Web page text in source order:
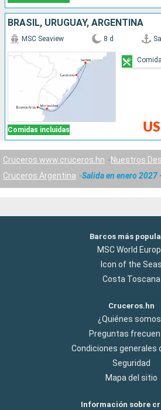
BRASIL, URUGUAY, ARGENTINA
Comidas incluidas
MSC Seaview 8 d
Cruceros www.cruceros.hn
Nuestros
Cruceros Argentina
Salida en enero 2027
Barcos más
MSC World
Icon of the Seas
Costa Toscana
Cruceros.hn
¿Quiénes
Preguntas
Condiciones generales
Seguridad
Mapa del sitio
Información sobre